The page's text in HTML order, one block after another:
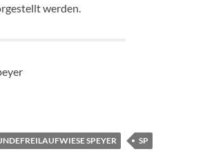
werden.
SPEYER
SP